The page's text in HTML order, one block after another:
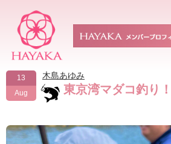
13
Aug
木島あゆみ
東京湾マダコ釣り